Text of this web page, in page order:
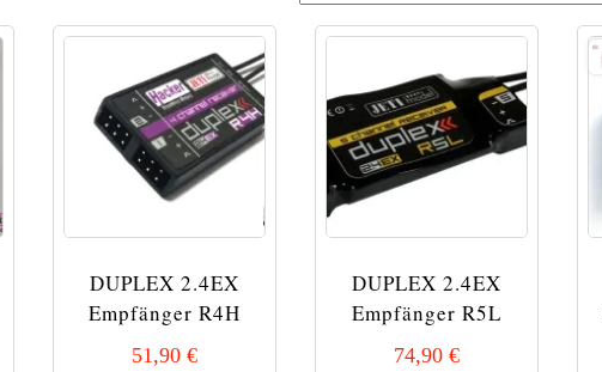
DUPLEX 2.4EX
Empfänger R4H
51,90 €
DUPLEX 2.4EX
Empfänger R5L
74,90€